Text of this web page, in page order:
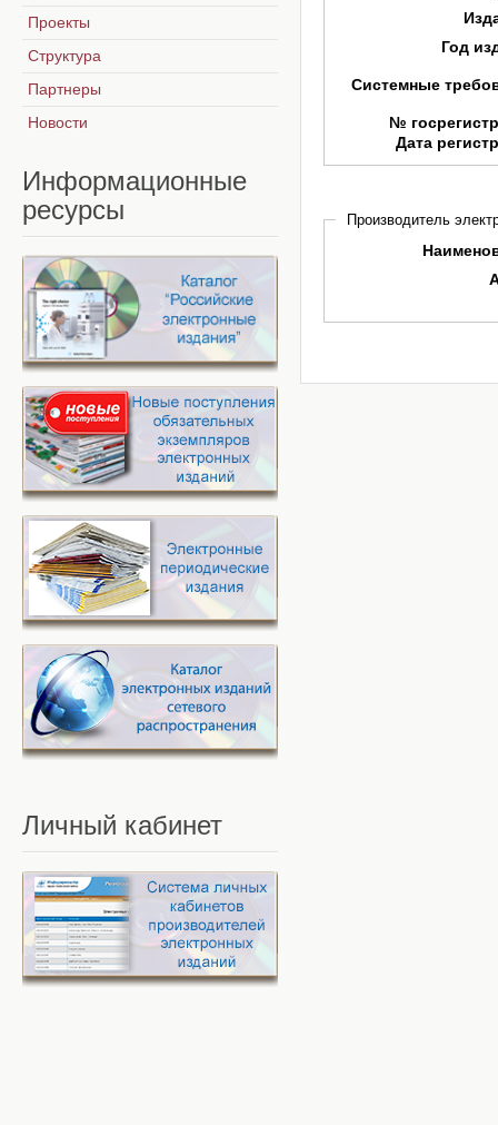
Год
Системные
№
Дата
Производитель
Проекты
Структура
Партнеры
Новости
Информационные
ресурсы
Личный кабинет